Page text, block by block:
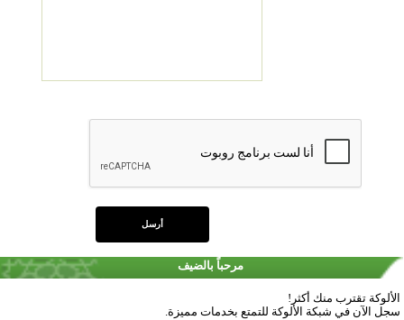
مرحباً بالضيف
الألوكة تقترب منك أكثر!
سجل الآن في شبكة الألوكة للتمتع بخدمات مميزة.